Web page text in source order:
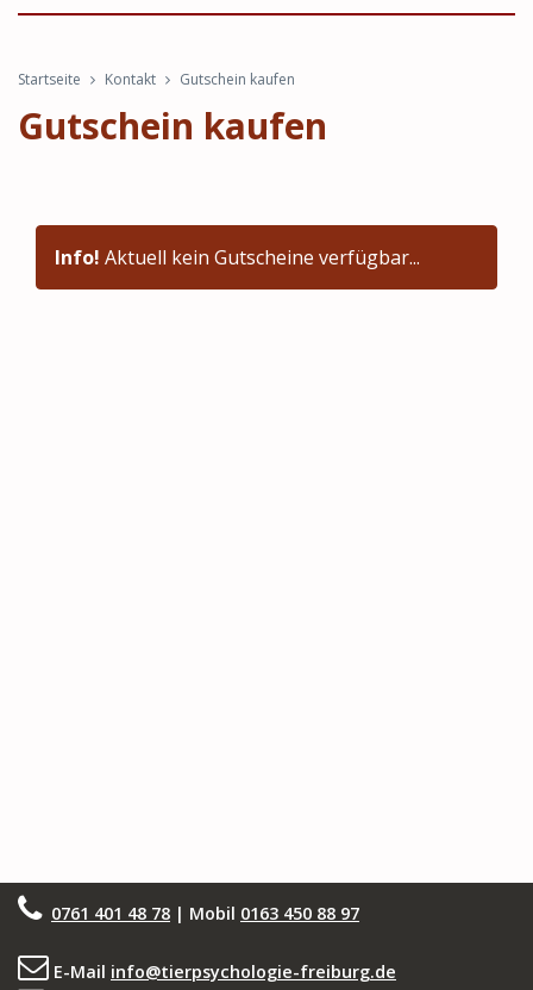
Startseite Kontakt Gutschein kaufen
Gutschein kaufen
Info! Aktuell kein Gutscheine verfügbar...
0761 401 48 78 | Mobil 0163 450 88 97
E-Mail info@tierpsychologie-freiburg.de